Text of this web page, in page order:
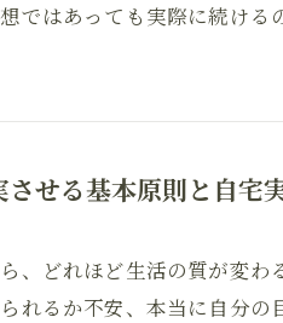
ではあっても実際に続け
せる基本原則と自宅
、どれほど生活の質が変
れるか不安、本当に自分